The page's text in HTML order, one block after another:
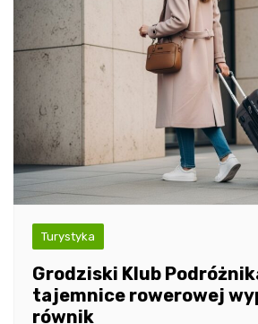
Turystyka
Grodziski Klub
tajemnice rowerowej
równik